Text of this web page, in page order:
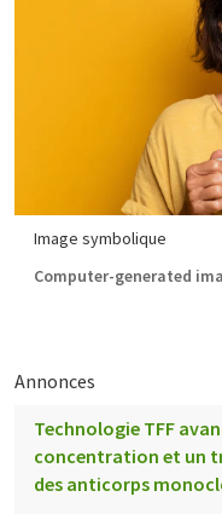
Image symbolique
Computer-generated
Annonces
Technologie TFF
concentration et un
des anticorps